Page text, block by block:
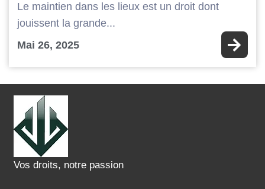
Le maintien dans les lieux est un droit dont
jouissent la grande...
Mai 26, 2025
Vos droits, notre passion